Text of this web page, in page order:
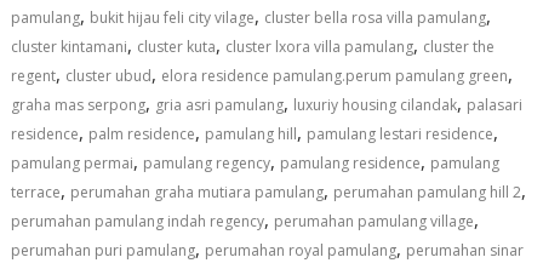
pamulang, bukit hijau feli city vilage, cluster bella rosa villa pamulang,
cluster kintamani, cluster kuta, cluster lxora villa pamulang, cluster the
regent, cluster ubud, elora residence pamulang.perum pamulang green,
graha mas serpong, gria asri pamulang, luxuriy housing cilandak, palasari
residence, palm residence, pamulang hill, pamulang lestari residence,
pamulang permai, pamulang regency, pamulang residence, pamulang
terrace, perumahan graha mutiara pamulang, perumahan pamulang hill 2,
perumahan pamulang indah regency, perumahan pamulang village,
perumahan puri pamulang, perumahan royal pamulang, perumahan sinar